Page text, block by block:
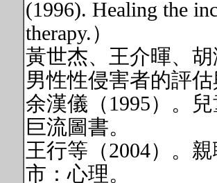
(1996). Healing the
therapy.）
黃世杰、王介暉、
男性性侵害者的評
余漢儀（1995）。
巨流圖書。
王行等（2004）。
市：心理。